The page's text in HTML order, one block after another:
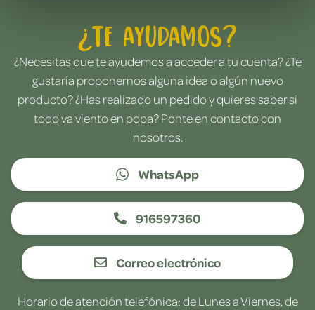
¿Te ayudamos?
¿Necesitas que te ayudemos a acceder a tu cuenta? ¿Te
gustaría proponernos alguna idea o algún nuevo
producto? ¿Has realizado un pedido y quieres saber si
todo va viento en popa? Ponte en contacto con
nosotros.
WhatsApp
916597360
Correo electrónico
Horario de atención telefónica: de Lunes a Viernes, de